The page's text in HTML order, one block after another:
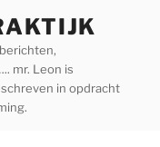
mr. Leon is
in opdracht